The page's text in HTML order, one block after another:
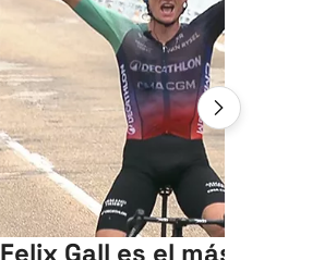
Felix Gall es el más